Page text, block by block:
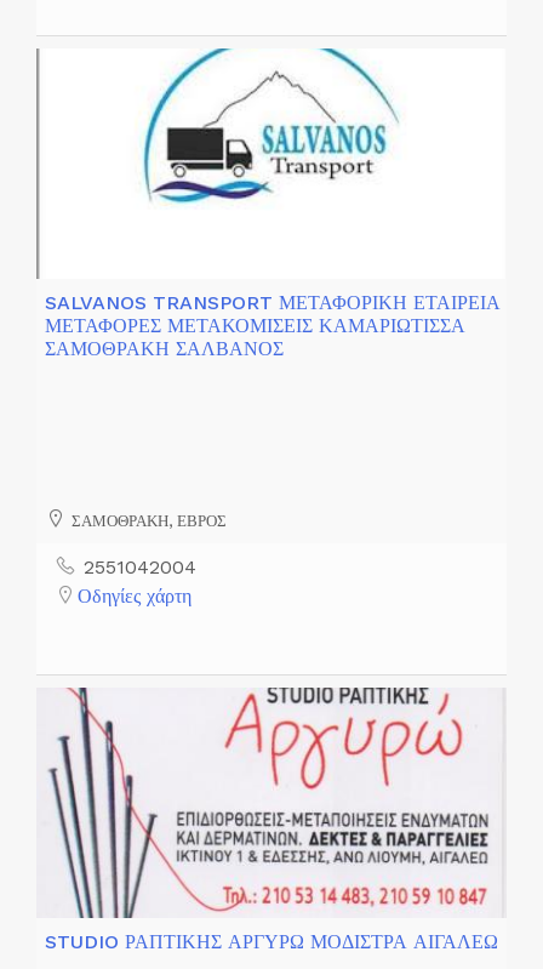
SALVANOS TRANSPORT ΜΕΤΑΦΟΡΙΚΗ ΕΤΑΙΡΕΙΑ
ΜΕΤΑΦΟΡΕΣ ΜΕΤΑΚΟΜΙΣΕΙΣ ΚΑΜΑΡΙΩΤΙΣΣΑ
ΣΑΜΟΘΡΑΚΗ ΣΑΛΒΑΝΟΣ
ΣΑΜΟΘΡΑΚΗ, ΕΒΡΟΣ
2551042004
Οδηγίες χάρτη
STUDIO ΡΑΠΤΙΚΗΣ ΑΡΓΥΡΩ ΜΟΔΙΣΤΡΑ ΑΙΓΑΛΕΩ